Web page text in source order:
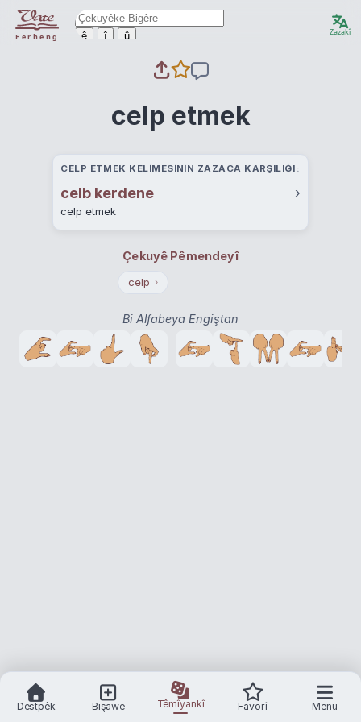
Ferheng ê î û Zazakî
celp etmek
CELP ETMEK KELIMESININ ZAZACA KARŞILIĞI
celb kerdene ›
celp etmek
Çekuyê Pêmendeyî
celp ›
Bi Alfabeya Engiştan
Destpêk Bişawe Têmîyankî Favorî Menu